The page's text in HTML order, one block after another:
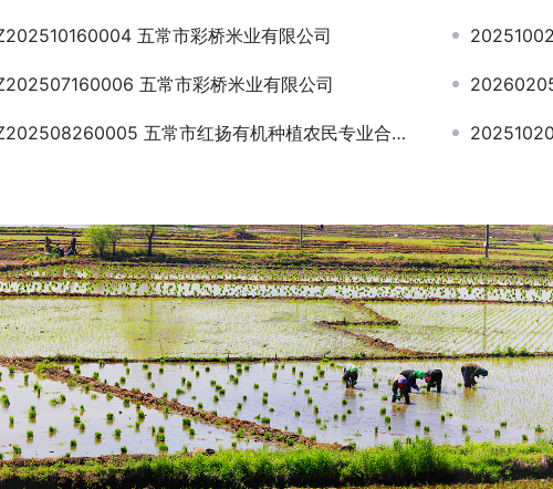
五常市彩桥米业有限公司 20251002
五常市彩桥米业有限公司
五常市红扬有机种植农民专业合作社